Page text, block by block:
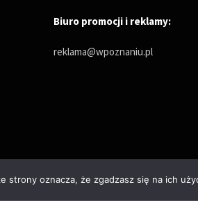
Biuro promocji i reklamy:
reklama@wpoznaniu.pl
strony oznacza, że zgadzasz się na ich